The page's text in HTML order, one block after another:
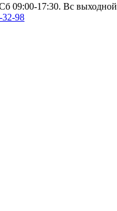
09:00-17:30. Вс выходной
32-98